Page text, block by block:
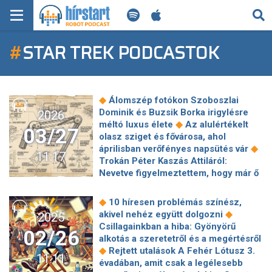
KERESÉS
KEZDŐLAP
FRISS HÍREK
TECH HÍREK
FILM-ZENE-SZÓRAKOZÁS
PLAYLIST
MI AZ A ROBOT PODCAST?
#STAR TREK PODCASTOK
2026
03/27
11:17
◆ Álomszép fotókon Szoboszlai
Dominik és Buzsik Borka irigylésre
méltó luxus élete ◆ Az alulértékelt
olasz sziget és fővárosa, ahol
áprilisban verőfényes napsütés vár ◆
Trokán Péter Kaszás Attiláról:
Nevetve figyelmeztettem, hogy már ő
Határozottabbnak kellett volna
lennem
◆ A The Killers lesz a
budapesti BL-döntő fő fellépője
Szentesi Éva keményen odaszúrt
Várkonyi Andreának◆ Krasznai Zsolt:
Még mindig szerelmes vagyok ◆
2025
02/26
11:11
◆ 10 híresen problémás színész,
akivel nehéz együtt dolgozni ◆
Csillagainkban a hiba: Gyönyörű
alkotás a szeretetről és a megértésről
◆ Rejtett utalások A Fehér Lótusz 3.
évadában, amit csak a legélesebb